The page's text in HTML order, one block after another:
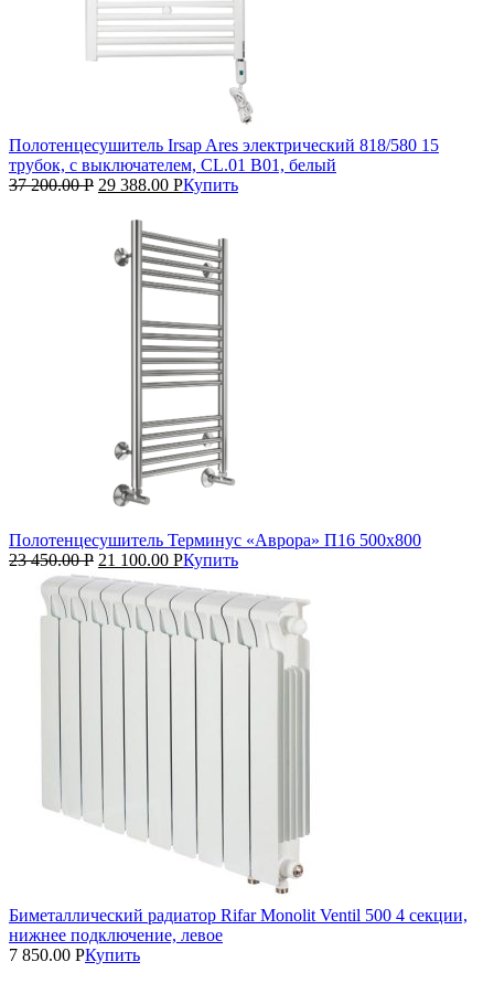
Полотенцесушитель Irsap Ares электрический 818/580 15
трубок, с выключателем, CL.01 B01, белый
37 200.00Р 29 388.00 РКупить
Полотенцесушитель Терминус «Аврора» П16 500х800
23 450.00Р 21 100.00 РКупить
Биметаллический радиатор Rifar Monolit Ventil 500 4 секции,
нижнее подключение, левое
7 850.00 РКупить